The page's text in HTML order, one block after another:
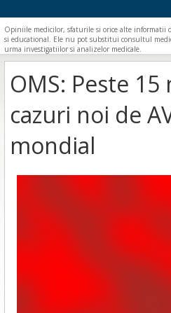
Opiniile medicilor, sfaturile si orice alte informatii
si educational. Ele nu pot substitui consultul
urma investigatiilor si analizelor medicale.
OMS: Peste
cazuri noi de
mondial